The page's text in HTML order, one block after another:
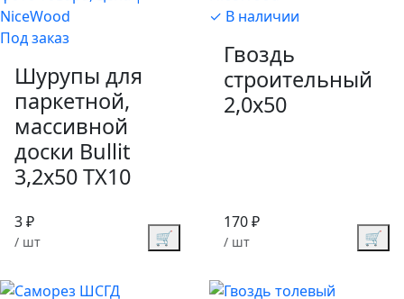
Под заказ
Шурупы для
паркетной,
массивной
доски Bullit
3,2х50 TX10
3 ₽
/ шт 🛒
✓ В наличии
Гвоздь
строительный
2,0х50
170 ₽
/ шт 🛒